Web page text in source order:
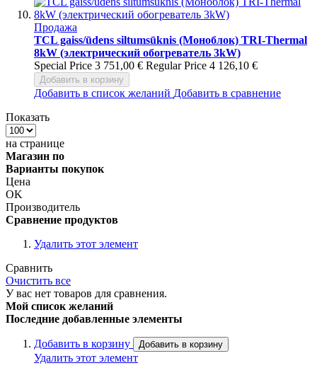
Продажа
TCL gaiss/ūdens siltumsūknis (Моноблок) TRI-Thermal
8kW (электрический обогреватель 3kW)
Special Price 3 751,00 € Regular Price 4 126,10 €
Добавить в корзину
Добавить в список желаний Добавить в сравнение
Показать
на странице
Магазин по
Варианты покупок
Цена
OK
Производитель
Сравнение продуктов
Удалить этот элемент
Сравнить
Очистить все
У вас нет товаров для сравнения.
Мой список желаний
Последние добавленные элементы
Добавить в корзину Добавить в корзину
Удалить этот элемент